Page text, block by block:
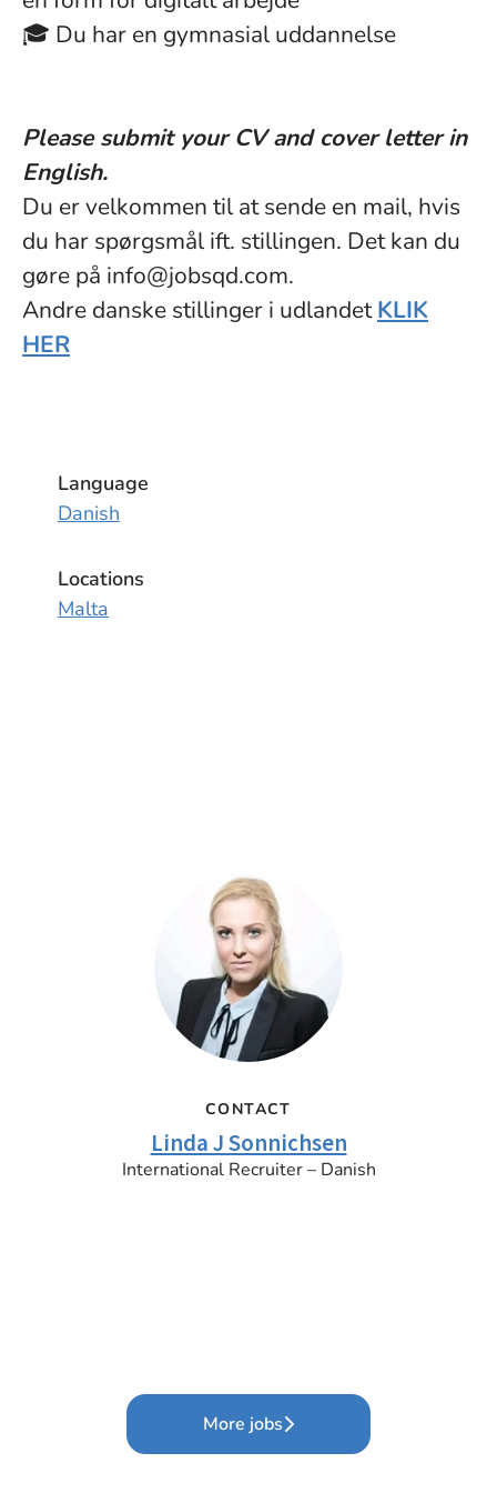
🎓 Du har en gymnasial uddannelse
Please submit your CV and cover letter in
English.
Du er velkommen til at sende en mail, hvis
du har spørgsmål ift. stillingen. Det kan du
gøre på info@jobsqd.com.
Andre danske stillinger i udlandetKLIK
HER
Language
Danish
Locations
Malta
CONTACT
Linda J Sonnichsen
International Recruiter – Danish
More jobs